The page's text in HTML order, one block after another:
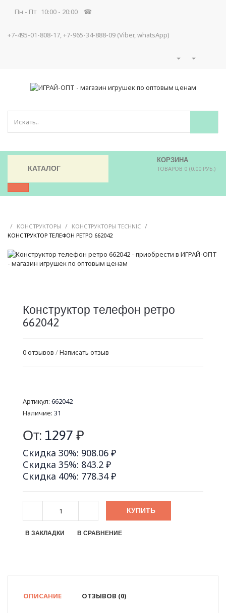
Пн - Пт 10:00 - 20:00 ☎
+7-495-01-808-17, +7-965-34-888-09 (Viber, whatsApp)
КОРЗИНА
ТОВАРОВ 0 (0.00 РУБ.)
КАТАЛОГ
/ КОНСТРУКТОРЫ / КОНСТРУКТОРЫ TECHNIC /
КОНСТРУКТОР ТЕЛЕФОН РЕТРО 662042
Конструктор телефон ретро
662042
0 отзывов /Написать отзыв
Артикул: 662042
Наличие: 31
От: 1297 ₽
Скидка 30%: 908.06 ₽
Скидка 35%: 843.2 ₽
Скидка 40%: 778.34 ₽
КУПИТЬ
В ЗАКЛАДКИ В СРАВНЕНИЕ
ОПИСАНИЕ ОТЗЫВОВ (0)